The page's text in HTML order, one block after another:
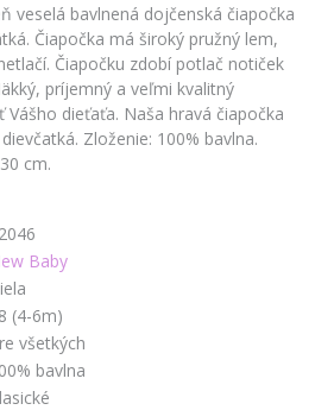
veselá bavlnená dojčenská čiapočka
Čiapočka má široký pružný lem,
Čiapočku zdobí potlač notiček
príjemný a veľmi kvalitný
dieťaťa. Naša hravá čiapočka
Zloženie: 100% bavlna.
cm.
Baby
(4-6m)
všetkých
bavlna